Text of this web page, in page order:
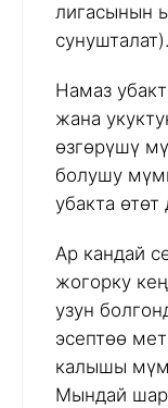
лигасынын
сунушталат).
Намаз
жана
өзгөрүшү
болушу
убакта
Ар кандай
жогорку
узун
эсептөө
калышы
Мындай